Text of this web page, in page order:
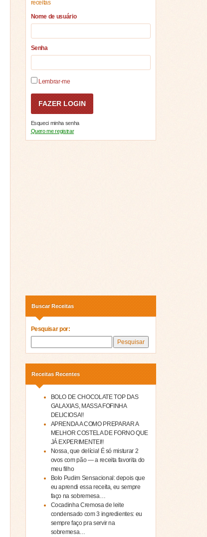
receitas
Nome de usuário
Senha
Lembrar-me
Esqueci minha senha
Quero me registrar
Buscar Receitas
Pesquisar por:
Receitas Recentes
BOLO DE CHOCOLATE TOP DAS
GALAXIAS, MASSA FOFINHA
DELICIOSA!!
APRENDA A COMO PREPARAR A
MELHOR COSTELA DE FORNO QUE
JÁ EXPERIMENTEI!!
Nossa, que delícia! É só misturar 2
ovos com pão — a receita favorita do
meu filho
Bolo Pudim Sensacional: depois que
eu aprendi essa receita, eu sempre
faço na sobremesa…
Cocadinha Cremosa de leite
condensado com 3 ingredientes: eu
sempre faço pra servir na
sobremesa…